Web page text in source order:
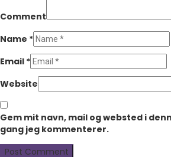
Comment
Name *
Email *
Website
Gem mit navn, mail og websted i
gang jeg kommenterer.